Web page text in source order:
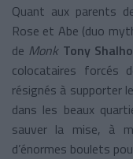
Quant aux parents
Rose et Abe (duo
de Monk Tony
colocataires forcés
résignés à supporter
dans les beaux
sauver la mise, à
d’énormes boulets